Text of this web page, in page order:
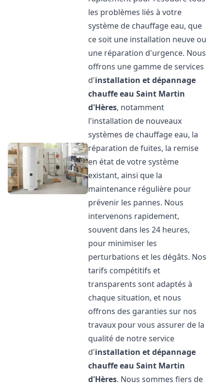
les problèmes liés à votre
système de chauffage eau, que
ce soit une installation neuve ou
une réparation d'urgence. Nous
offrons une gamme de services
d'installation et dépannage
chauffe eau Saint Martin
d'Hères, notamment
l'installation de nouveaux
systèmes de chauffage eau, la
réparation de fuites, la remise
en état de votre système
existant, ainsi que la
maintenance régulière pour
prévenir les pannes. Nous
intervenons rapidement,
souvent dans les 24 heures,
pour minimiser les
perturbations et les dégâts. Nos
tarifs compétitifs et
transparents sont adaptés à
chaque situation, et nous
offrons des garanties sur nos
travaux pour vous assurer de la
qualité de notre service
d'installation et dépannage
chauffe eau Saint Martin
d'Hères. Nous sommes fiers de